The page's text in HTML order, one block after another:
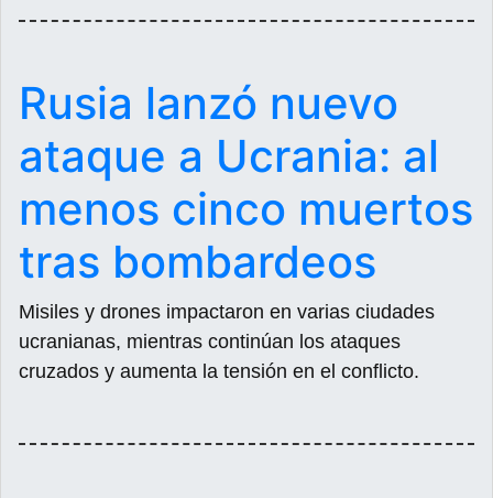
Rusia lanzó nuevo
ataque a Ucrania: al
menos cinco muertos
tras bombardeos
Misiles y drones impactaron en varias ciudades
ucranianas, mientras continúan los ataques
cruzados y aumenta la tensión en el conflicto.